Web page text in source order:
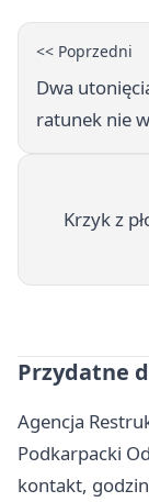
<< Poprzedni
Dwa
ratunek nie
Krzyk z
Przydatne
Agencja
Podkarpacki
kontakt,